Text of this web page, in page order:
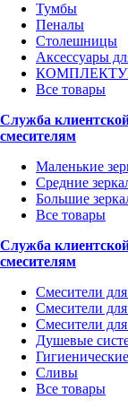
Тумбы
Пеналы
Столешницы
Аксессуары
Все товары
Служба
смесителям
Маленькие
Средние
Большие
Все товары
Служба
смесителям
Смесители
Смесители
Смесители
Душевые
Сливы
Все товары